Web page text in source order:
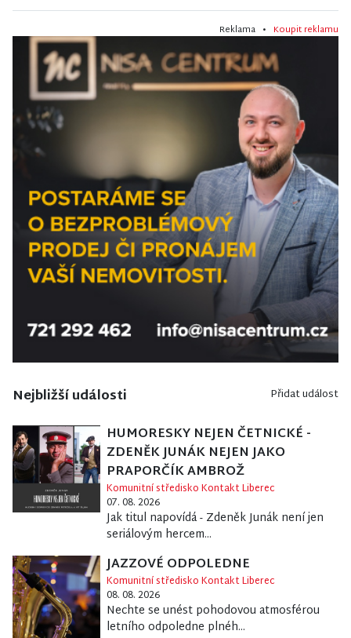
Reklama • Koupit reklamu
Nejbližší události Přidat událost
HUMORESKY NEJEN ČETNICKÉ -
ZDENĚK JUNÁK NEJEN JAKO
PRAPORČÍK AMBROŽ
Komunitní středisko Kontakt Liberec
07. 08. 2026
Jak titul napovídá - Zdeněk Junák není jen
seriálovým hercem...
JAZZOVÉ ODPOLEDNE
Komunitní středisko Kontakt Liberec
08. 08. 2026
Nechte se unést pohodovou atmosférou
letního odpoledne plnéh...